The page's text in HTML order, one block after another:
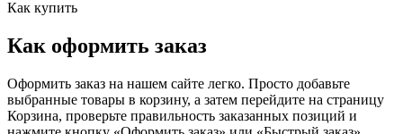
Как купить
Как оформить заказ
Оформить заказ на нашем сайте легко. Просто добавьте
выбранные товары в корзину, а затем перейдите на страницу
Корзина, проверьте правильность заказанных позиций и